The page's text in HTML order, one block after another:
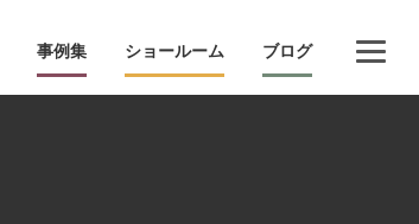
事例集 ショールーム ブログ